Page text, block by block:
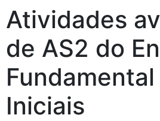
Atividades
de AS2 do
Iniciais